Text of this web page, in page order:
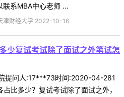
系MBA中心老师 ...
津财经大学 2022-10-16
少复试考试除了面试之外笔试怎
提问人:17***73时间:2020-04-281
比多少？复试考试除了面试之外，